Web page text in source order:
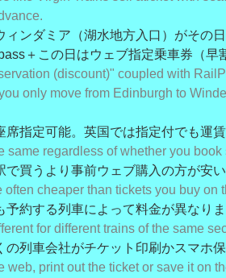
ンダミア（湖水地方入口）がその
＋この日はウェブ指定乗車券（早
(discount)" coupled with
only move from Edinburgh to
指定可能。英国では指定付でも運
same regardless of whether you book
買うより事前ウェブ購入の方が安
often cheaper than tickets you buy on
約する列車によって料金が異なり
for different trains of the same
列車会社がチケット印刷かスマホ
web, print out the ticket or save it on